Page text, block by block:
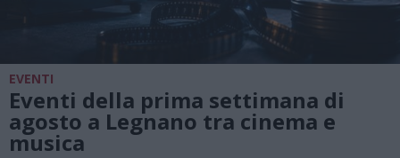
EVENTI
Eventi della prima settimana di
agosto a Legnano tra cinema e
musica